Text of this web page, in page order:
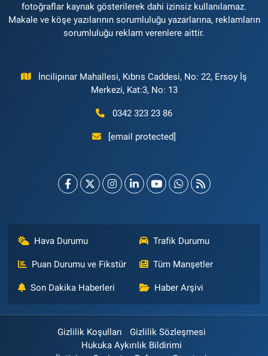
fotoğraflar kaynak gösterilerek dahi izinsiz kullanılamaz.
Makale ve köşe yazılarının sorumluluğu yazarlarına, reklamların
sorumluluğu reklam verenlere aittir.
İncilipınar Mahallesi, Kıbrıs Caddesi, No: 22, Ersoy İş
Merkezi, Kat:3, No: 13
0342 323 23 86
[email protected]
Hava Durumu Trafik Durumu
Puan Durumu ve Fikstür Tüm Manşetler
Son Dakika Haberleri Haber Arşivi
Gizlilik Koşulları
Gizlilik Sözleşmesi
Hukuka Aykırılık Bildirimi